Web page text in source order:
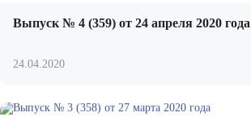
Выпуск № 4 (359) от 24 апреля 2020 года
24.04.2020